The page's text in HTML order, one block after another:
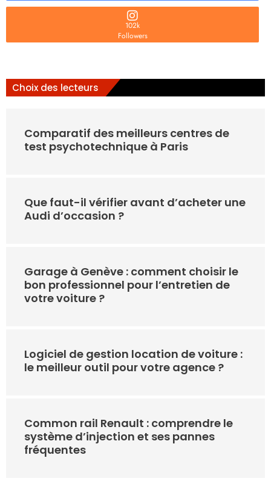
102k
Followers
Choix des lecteurs
Comparatif des meilleurs centres de
test psychotechnique à Paris
Que faut-il vérifier avant d’acheter une
Audi d’occasion ?
Garage à Genève : comment choisir le
bon professionnel pour l’entretien de
votre voiture ?
Logiciel de gestion location de voiture :
le meilleur outil pour votre agence ?
Common rail Renault : comprendre le
système d’injection et ses pannes
fréquentes